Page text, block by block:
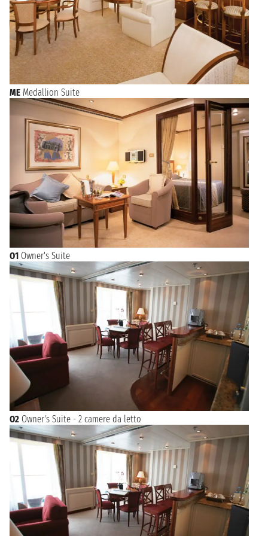
ME Medallion Suite
O1 Owner's Suite
O2 Owner's Suite - 2 camere da letto